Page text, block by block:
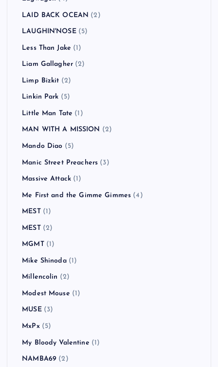
LAID BACK OCEAN (2)
LAUGHIN'NOSE(5)
Less Than Jake (1)
Liam Gallagher (2)
Limp Bizkit (2)
Linkin Park (5)
Little Man Tate (1)
MAN WITH A MISSION (2)
Mando Diao (5)
Manic Street Preachers (3)
Massive Attack (1)
Me First and the Gimme Gimmes (4)
MEST(1)
MEST(2)
MGMT(1)
Mike Shinoda(1)
Millencolin (2)
Modest Mouse (1)
MUSE(3)
MxPx(5)
My Bloody Valentine (1)
NAMBA69 (2)